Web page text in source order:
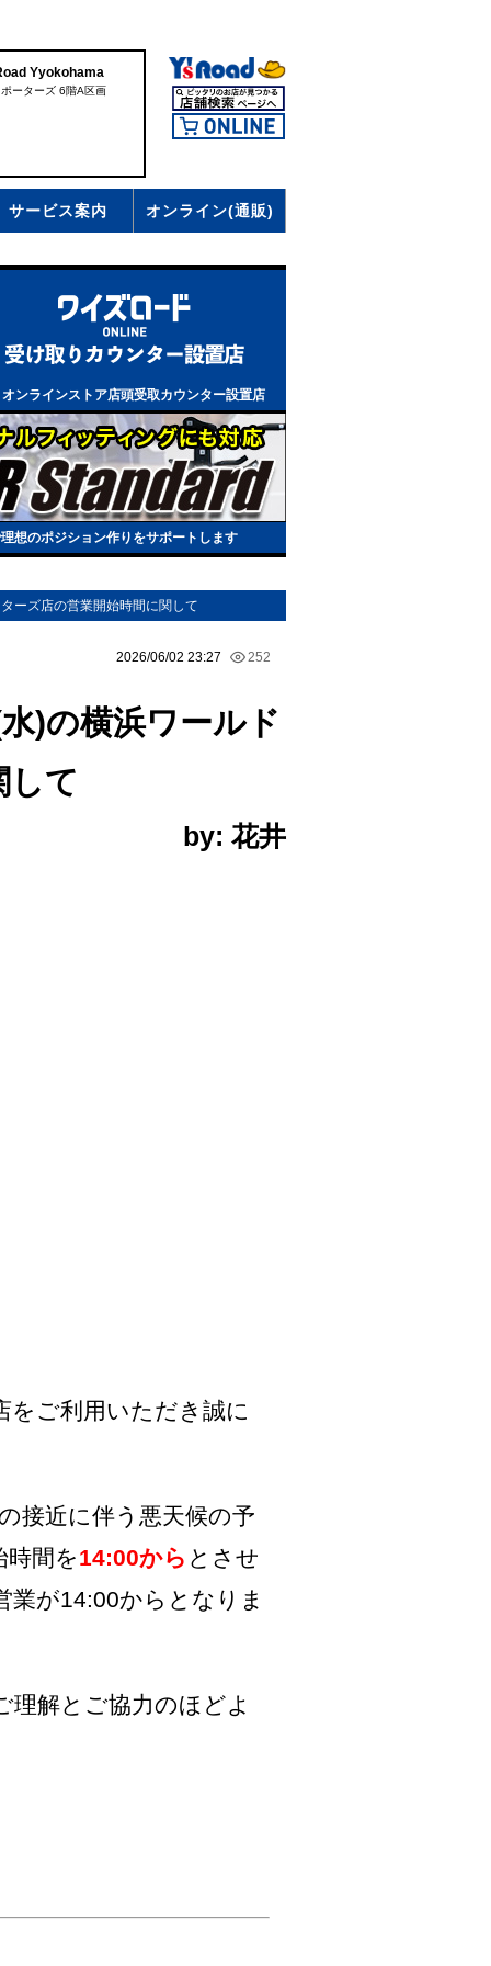
Yyokohama
ーターズ 6階A区画
サービス案内 オンライン(通販)
ンラインストア店頭受取カウンター設置店
想のポジション作りをサポートします
ーズ店の営業開始時間に関して
2026/06/02 23:27 252
)の横浜ワールド
して
by: 花井
をご利用いただき誠に
接近に伴う悪天候の予
間を14:00から とさせ
が14:00からとなりま
解とご協力のほどよ